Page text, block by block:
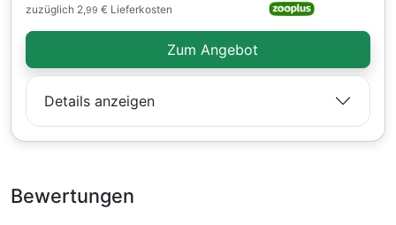
zuzüglich 2, 99 € Lieferkosten
Zum Angebot
Details anzeigen
Bewertungen